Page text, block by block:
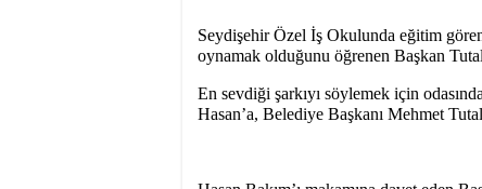
Seydişehir Özel İş Okulunda eğitim
oynamak olduğunu öğrenen Başkan
En sevdiği şarkıyı söylemek için
Hasan’a, Belediye Başkanı Mehmet